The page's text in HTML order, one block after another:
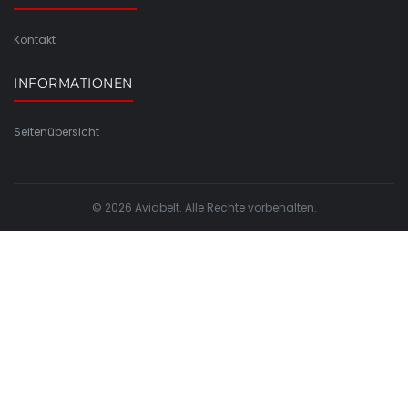
Kontakt
INFORMATIONEN
Seitenübersicht
© 2026 Aviabelt. Alle Rechte vorbehalten.